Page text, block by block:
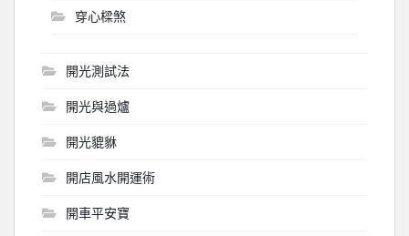
穿心樑煞
開光測試法
開光與過爐
開光貔貅
開店風水開運術
開車平安寶